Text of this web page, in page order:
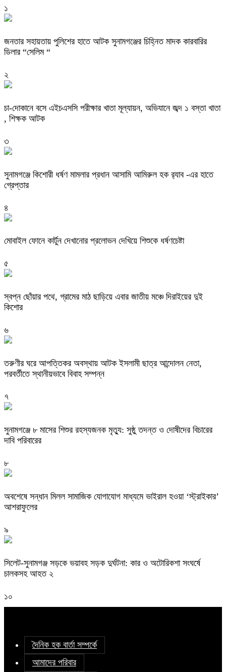
১
জনতার সহায়তায় পুলিশের হাতে আটক সুনামগঞ্জের চিহ্নিত মাদক কারবারির
ডিলার “সেলিম “
২
চা-দোকানে বসে এইচএসসি পরীক্ষার খাতা মূল্যায়ন, অভিযানে জব্দ ১ বস্তা খাতা
, শিক্ষক আটক
৩
‎সুনামগঞ্জে কিশোরী ধর্ষণ মামলার প্রধান আসামি আমিরুল হক র‌্যাব -এর হাতে
গ্রেপ্তার
৪
মোবাইল ফোনে কার্টুন দেখানোর প্রলোভন দেখিয়ে শিশুকে ধর্ষণচেষ্টা
৫
স্বপ্ন ছোঁয়ার পথে, গ্রামের মাঠ ছাড়িয়ে এবার জাতীয় মঞ্চে দিরাইয়ের দুই
কিশোর
৬
তরুণীর ঘরে আপত্তিকর অবস্থায় আটক ইসলামী ছাত্র আন্দোলন নেতা,
পরবর্তীতে স্থানীয়ভাবে বিবাহ সম্পন্ন
৭
সুনামগঞ্জে ৮ মাসের শিশুর রহস্যজনক মৃত্যু: সুষ্ঠু তদন্ত ও দোষীদের বিচারের
দাবি পরিবারের
৮
অবশেষে সন্ধান মিলল সামাজিক যোগাযোগ মাধ্যমে ভাইরাল হওয়া ‘স্ট্রাইকার’
আশরাফুলের
৯
সিলেট-সুনামগঞ্জ সড়কে ভয়াবহ সড়ক দুর্ঘটনা: কার ও অটোরিকশা সংঘর্ষে
চালকসহ আহত ২
১০
দৈনিক হক বার্তা সম্পর্কে
আমাদের পরিবার